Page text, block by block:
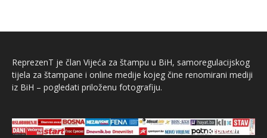
ReprezenT je član Vijeća za štampu u BiH, samoregulacijskog
tijela za štampane i online medije kojeg čine renomirani mediji
iz BiH – pogledati priloženu fotografiju.